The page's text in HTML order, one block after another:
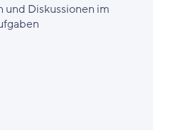
und Diskussionen im